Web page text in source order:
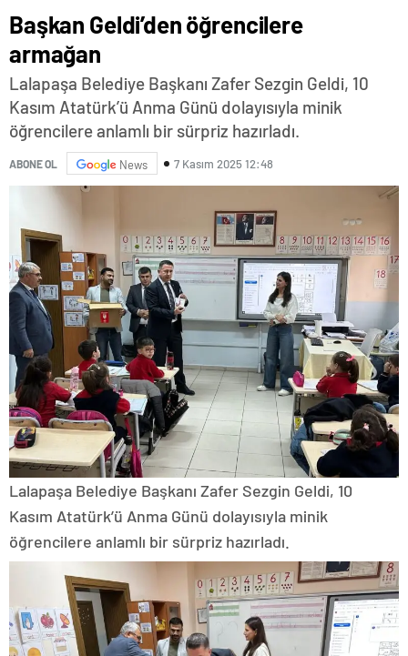
Başkan Geldi’den öğrencilere
armağan
Lalapaşa Belediye Başkanı Zafer Sezgin Geldi, 10
Kasım Atatürk’ü Anma Günü dolayısıyla minik
öğrencilere anlamlı bir sürpriz hazırladı.
ABONE OL News 7 Kasım 2025 12:48
Lalapaşa Belediye Başkanı Zafer Sezgin Geldi, 10
Kasım Atatürk’ü Anma Günü dolayısıyla minik
öğrencilere anlamlı bir sürpriz hazırladı.